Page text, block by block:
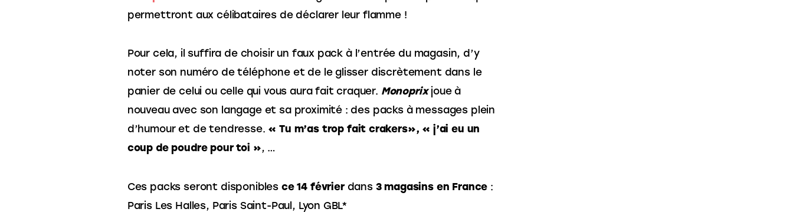
permettront aux célibataires de déclarer leur flamme !
Pour cela, il suffira de choisir un faux pack à l’entrée du magasin, d’y
noter son numéro de téléphone et de le glisser discrètement dans le
panier de celui ou celle qui vous aura fait craquer. Monoprix joue à
nouveau avec son langage et sa proximité : des packs à messages plein
d’humour et de tendresse. « Tu m’as trop fait crakers», « j’ai eu un
coup de poudre pour toi », …
Ces packs seront disponibles ce 14 février dans 3 magasins en France :
Paris Les Halles, Paris Saint-Paul, Lyon GBL*